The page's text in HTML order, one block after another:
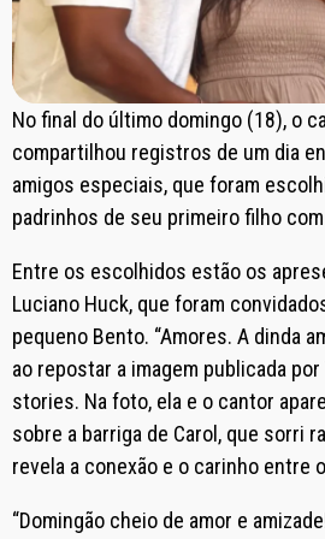
No final do último domingo (18), o
compartilhou registros de um dia
amigos especiais, que foram
padrinhos de seu primeiro filho
Entre os escolhidos estão os
Luciano Huck, que foram
pequeno Bento. “Amores. A dinda
ao repostar a imagem publicada
stories. Na foto, ela e o cantor
sobre a barriga de Carol, que sorri
revela a conexão e o carinho entre
“Domingão cheio de amor e